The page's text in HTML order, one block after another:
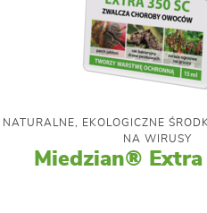
NATURALNE, EKOLOGICZNE
NA WIRUSY
Miedzian® Extra